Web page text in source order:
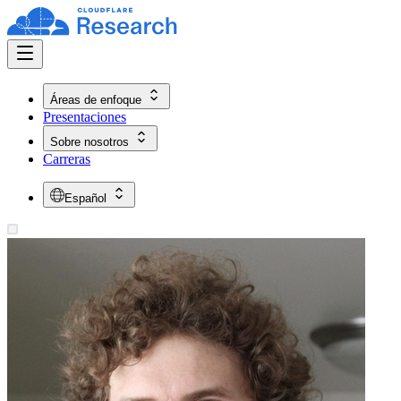
Áreas de enfoque
Presentaciones
Sobre nosotros
Carreras
Español